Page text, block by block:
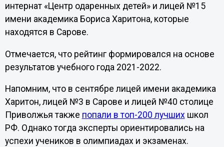
интернат «Центр одаренных детей» и лицей №15
имени академика Бориса Харитона, которые
находятся в Сарове.
Отмечается, что рейтинг формировался на основе
результатов учебного года 2021-2022.
Напомним, что в сентябре лицей имени академика
Харитон, лицей №3 в Сарове и лицей №40 столице
Приволжья также попали в топ-200 лучшихшкол
РФ. Однако тогда эксперты ориентировались на
успехи учеников в олимпиадах и экзаменах.